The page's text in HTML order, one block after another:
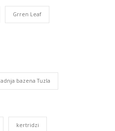
Grren Leaf
bazena Tuzla
kertridzi